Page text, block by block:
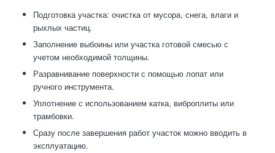
Подготовка участка: очистка от мусора, снега, влаги и
рыхлых частиц.
Заполнение выбоины или участка готовой смесью с
учетом необходимой толщины.
Разравнивание поверхности с помощью лопат или
ручного инструмента.
Уплотнение с использованием катка, виброплиты или
трамбовки.
Сразу после завершения работ участок можно вводить в
эксплуатацию.